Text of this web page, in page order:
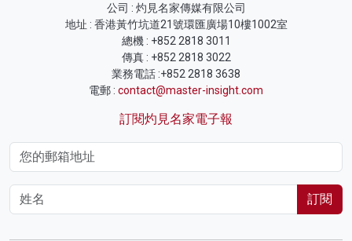
公司 : 灼見名家傳媒有限公司
地址 : 香港黃竹坑道21號環匯廣場10樓1002室
總機 : +852 2818 3011
傳真 : +852 2818 3022
業務電話 :+852 2818 3638
電郵 : contact@master-insight.com
訂閱灼見名家電子報
訂閱